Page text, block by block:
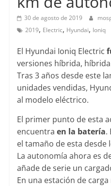
30 de agosto de 2019
2019, Electric, Hyundai, Ioniq
El Hyundai Ioniq Electric
versiones híbrida,
Tras 3 años desde este
unidades vendidas,
al modelo eléctrico.
El primer punto de esta
encuentra en la batería.
el tamaño de esta desde
La autonomía ahora es
añade de serie un
En una estación de